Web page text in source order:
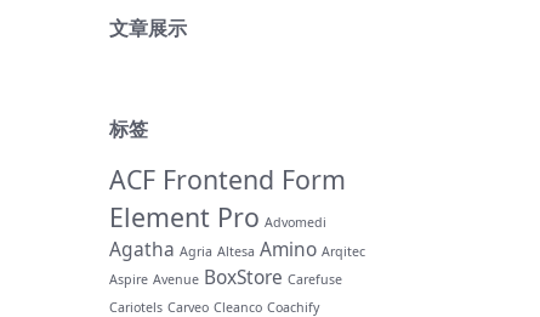
文章展示
标签
ACF Frontend Form
Element Pro Advomedi
Agatha Agria Altesa Amino Arqitec
Aspire Avenue BoxStore Carefuse
Cariotels Carveo Cleanco Coachify